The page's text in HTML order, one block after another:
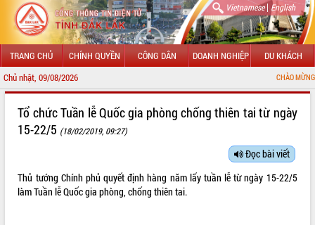
Vietnamese| English
TRANG CHỦ CHÍNH QUYỀN CÔNG DÂN DOANH NGHIỆP DU KHÁCH
Chủ nhật, 09/08/2026 CHÀO MỪNG ĐẾN VỚI
LÃNH ĐẠO UBND TỈNH
SỞ, BAN, NGÀNH
Tổ chức Tuần lễ Quốc gia phòng chống thiên tai từ ngày
15-22/5 (18/02/2019, 09:27)
Đọc bài viết
Thủ tướng Chính phủquyết định hàng năm lấy tuần lễ từ ngày 15-22/5
làm Tuần lễ Quốc gia phòng, chống thiên tai.